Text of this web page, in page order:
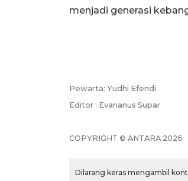
menjadi generasi
Pewarta: Yudhi Efendi
Editor : Evarianus Supar
COPYRIGHT © ANTARA 2026
Dilarang keras mengambil